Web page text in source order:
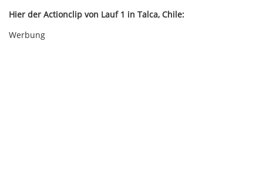
Hier der Actionclip von Lauf 1 in Talca, Chile:
Werbung